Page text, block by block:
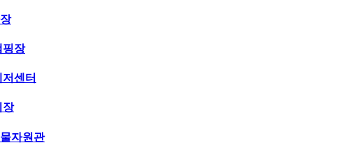
핑장
센터
장
자원관